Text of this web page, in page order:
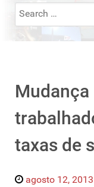
Search
taxas de
agosto 12, 2013